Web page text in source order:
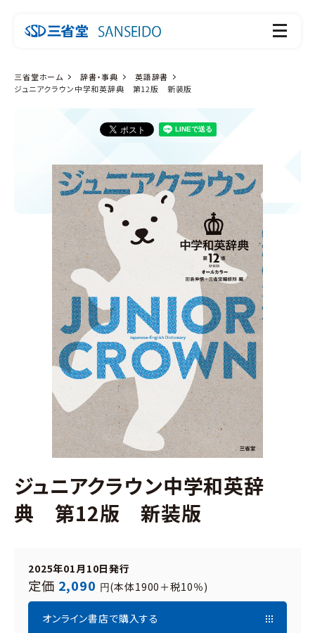
三省堂ホーム 辞書・事典
英語辞書
ジュニアクラウン中学和英辞典 第12版 新装版
ジュニアクラウン中学和英辞
典 第12版 新装版
2025年01月10日発行
定価 2,090 円(本体1900＋税10％)
オンライン書店で購入する